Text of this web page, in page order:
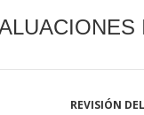
REVISIÓN